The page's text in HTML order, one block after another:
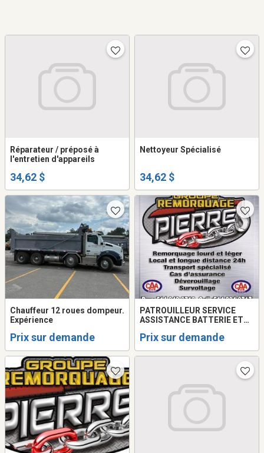
Réparateur / préposé à
l'entretien d'appareils
34,62 $
Nettoyeur Spécialisé
34,62 $
Chauffeur 12 roues dompeur.
Expérience
Prix sur demande
PATROUILLEUR SERVICE
ASSISTANCE BATTERIE ET
REMORQUEUSE/TOWING
Prix sur demande